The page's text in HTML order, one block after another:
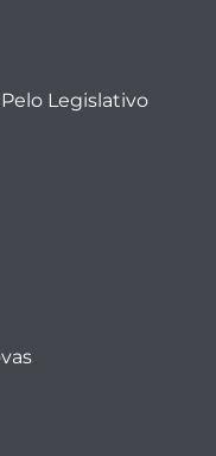
Legislativo